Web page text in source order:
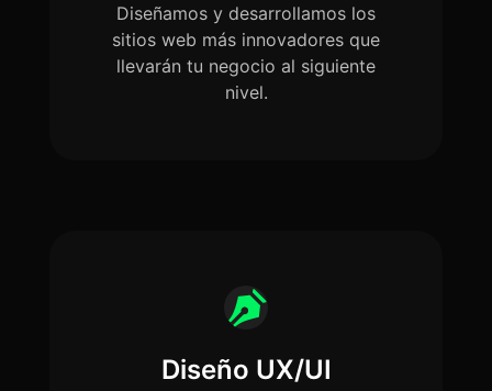
Diseñamos y desarrollamos los
sitios web más innovadores que
llevarán tu negocio al siguiente
nivel.
Diseño UX/UI